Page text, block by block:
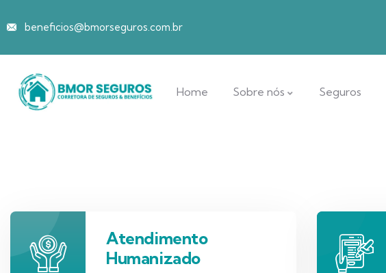
beneficios@bmorseguros.com.br
Home Sobre nós Seguros
Atendimento
Humanizado